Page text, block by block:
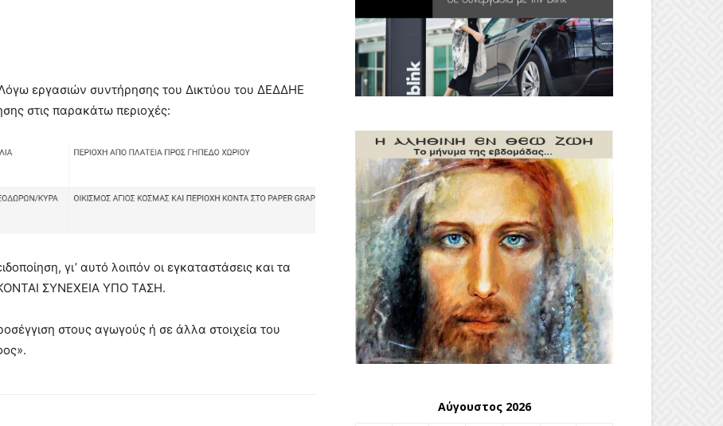
εργασιών συντήρησης του Δικτύου του ΔΕΔΔΗΕ
στις παρακάτω περιοχές:
γι’ αυτό λοιπόν οι εγκαταστάσεις και τα
ΣΥΝΕΧΕΙΑ ΥΠΟ ΤΑΣΗ.
στους αγωγούς ή σε άλλα στοιχεία του
Αύγουστος 2026